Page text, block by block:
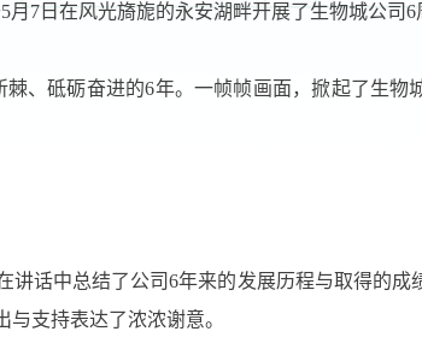
7日在风光旖旎的永安湖畔开展了生物城公司6
、砥砺奋进的6年。一帧帧画面，掀起了生物
话中总结了公司6年来的发展历程与取得的成
支持表达了浓浓谢意。